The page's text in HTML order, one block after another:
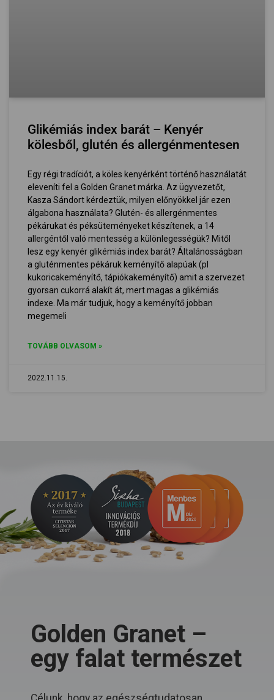
Glikémiás index barát – Kenyér
kölesből, glutén és allergénmentesen
Egy régi tradíciót, a köles kenyérként történő használatát
eleveníti fel a Golden Granet márka. Az ügyvezetőt,
Kasza Sándort kérdeztük, milyen előnyökkel jár ezen
álgabona használata? Glutén- és allergénmentes
pékárukat és péksüteményeket készítenek, a 14
allergéntől való mentesség a különlegességük? Mitől
lesz egy kenyér glikémiás index barát? Általánosságban
a gluténmentes pékáruk keményítő alapúak (pl
kukoricakeményítő, tápiókakeményítő) amit a szervezet
gyorsan cukorrá alakít át, mert magas a glikémiás
indexe. Ma már tudjuk, hogy a keményítő jobban
megemeli
TOVÁBB OLVASOM »
2022.11.15.
Golden Granet –
egy falat természet